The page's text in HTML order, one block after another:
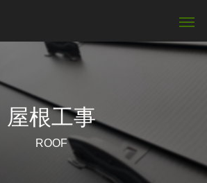
屋根工事
ROOF